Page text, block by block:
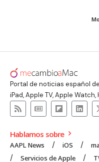
Portal de noticias español
iPad, Apple TV, Apple
Hablamos sobre
AAPL News iOS
Servicios de Apple